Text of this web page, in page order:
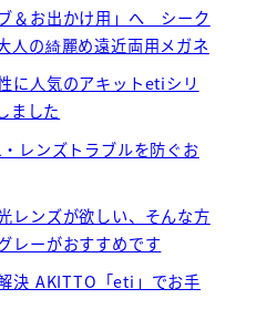
＆お出かけ用」へ シーク
人の綺麗め遠近両用メガネ
に人気のアキットetiシリ
ました
レンズトラブルを防ぐお
レンズが欲しい、そんな方
レーがおすすめです
決 AKITTO「eti」でお手